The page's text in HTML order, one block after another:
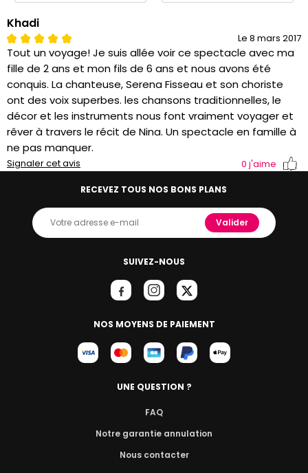
Khadi
Le 8 mars 2017
Tout un voyage! Je suis allée voir ce spectacle avec ma
fille de 2 ans et mon fils de 6 ans et nous avons été
conquis. La chanteuse, Serena Fisseau et son choriste
ont des voix superbes. les chansons traditionnelles, le
décor et les instruments nous font vraiment voyager et
rêver à travers le récit de Nina. Un spectacle en famille à
ne pas manquer.
Signaler cet avis 0 j'aime
SUIVEZ-NOUS
NOS MOYENS DE PAIEMENT
RECEVEZ TOUS NOS BONS PLANS
Valider
UNE QUESTION ?
FAQ
Notre garantie annulation
Nous contacter